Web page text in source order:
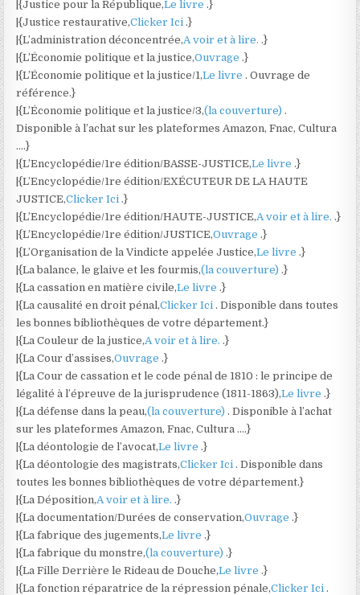
|{Justice pour la République,Le livre.}
|{Justice restaurative,Clicker Ici.}
|{L’administration déconcentrée,A voir et à lire..}
|{L’Économie politique et la justice,Ouvrage.}
|{L’Économie politique et la justice/1,Le livre. Ouvrage de
référence.}
|{L’Économie politique et la justice/3,(la couverture).
Disponible à l’achat sur les plateformes Amazon, Fnac, Cultura
….}
|{L’Encyclopédie/1re édition/BASSE-JUSTICE,Le livre.}
|{L’Encyclopédie/1re édition/EXÉCUTEUR DE LA HAUTE
JUSTICE,Clicker Ici.}
|{L’Encyclopédie/1re édition/HAUTE-JUSTICE,A voir et à lire..}
|{L’Encyclopédie/1re édition/JUSTICE,Ouvrage.}
|{L’Organisation de la Vindicte appelée Justice,Le livre.}
|{La balance, le glaive et les fourmis,(la couverture).}
|{La cassation en matière civile,Le livre.}
|{La causalité en droit pénal,Clicker Ici. Disponible dans toutes
les bonnes bibliothèques de votre département.}
|{La Couleur de la justice,A voir et à lire..}
|{La Cour d’assises,Ouvrage.}
|{La Cour de cassation et le code pénal de 1810 : le principe de
légalité à l’épreuve de la jurisprudence (1811-1863),Le livre.}
|{La défense dans la peau,(la couverture). Disponible à l’achat
sur les plateformes Amazon, Fnac, Cultura ….}
|{La déontologie de l’avocat,Le livre.}
|{La déontologie des magistrats,Clicker Ici. Disponible dans
toutes les bonnes bibliothèques de votre département.}
|{La Déposition,A voir et à lire..}
|{La documentation/Durées de conservation,Ouvrage.}
|{La fabrique des jugements,Le livre.}
|{La fabrique du monstre,(la couverture).}
|{La Fille Derrière le Rideau de Douche,Le livre.}
|{La fonction réparatrice de la répression pénale,Clicker Ici.